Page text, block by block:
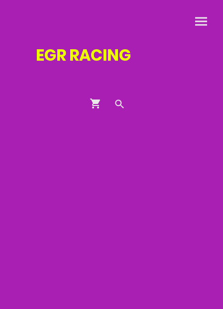
EGRRACING